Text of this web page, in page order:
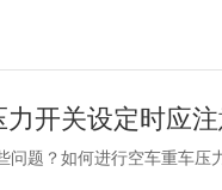
题？如何进行空车重车压